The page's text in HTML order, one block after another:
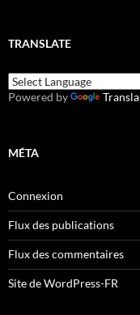
TRANSLATE
Powered by
MÉTA
Connexion
Flux des publications
Flux des commentaires
Site de WordPress-FR